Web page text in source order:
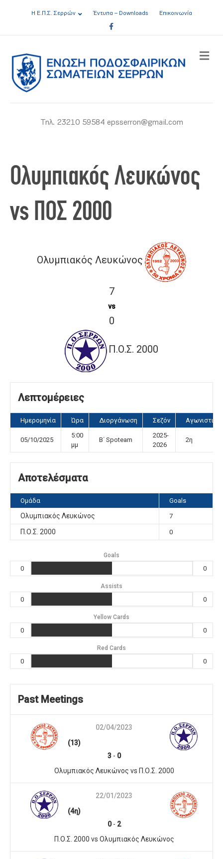
Η Ε.Π.Σ. Σερρών Έντυπα – Downloads
Επικοινωνία
Facebook
Τηλ. 23210 59584 epsserron@gmail.com
Ολυμπιακός Λευκώνος
vs ΠΟΣ 2000
Ολυμπιακός Λευκώνος
7
vs
0
Π.Ο.Σ. 2000
Λεπτομέρειες
Ημερομηνία Ώρα Διοργάνωση Σεζόν Αγωνιστική
05/10/2025
5:00
μμ
Β΄ Spoteam
2025-
2026
2η
Αποτελέσματα
Ομάδα Goals
Ολυμπιακός Λευκώνος 7
Π.Ο.Σ. 2000 0
Goals
0 0
Assists
0 0
Yellow Cards
0 0
Red Cards
0 0
Past Meetings
02/04/2023
(13)
3- 0
Ολυμπιακός Λευκώνος vs Π.Ο.Σ. 2000
22/01/2023
(4η)
0- 2
Π.Ο.Σ. 2000 vs Ολυμπιακός Λευκώνος